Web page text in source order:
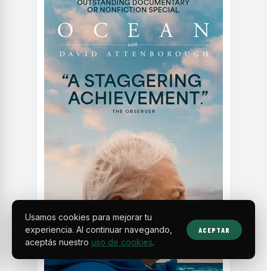
Usamos cookies para mejorar tu
experiencia. Al continuar navegando,
aceptás nuestro uso de cookies.
ACEPTAR